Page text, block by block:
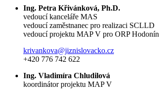
Ing. Petra Křivánková, Ph.D.
vedoucí kanceláře MAS
vedoucí zaměstnanec pro realizaci SCLLD
vedoucí projektu MAP V pro ORP Hodonín
krivankova@jiznislovacko.cz
+420 776 742 622
Ing. Vladimíra Chludilová
koordinátor projektu MAP V